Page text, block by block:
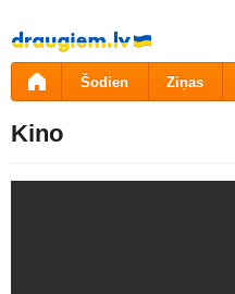
Pāriet
uz
saturu
Šodien Ziņas
Kino